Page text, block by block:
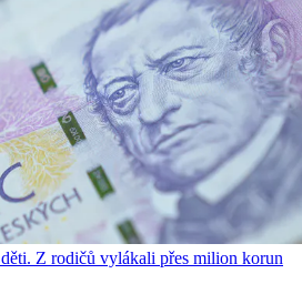
Z rodičů vylákali přes milion korun